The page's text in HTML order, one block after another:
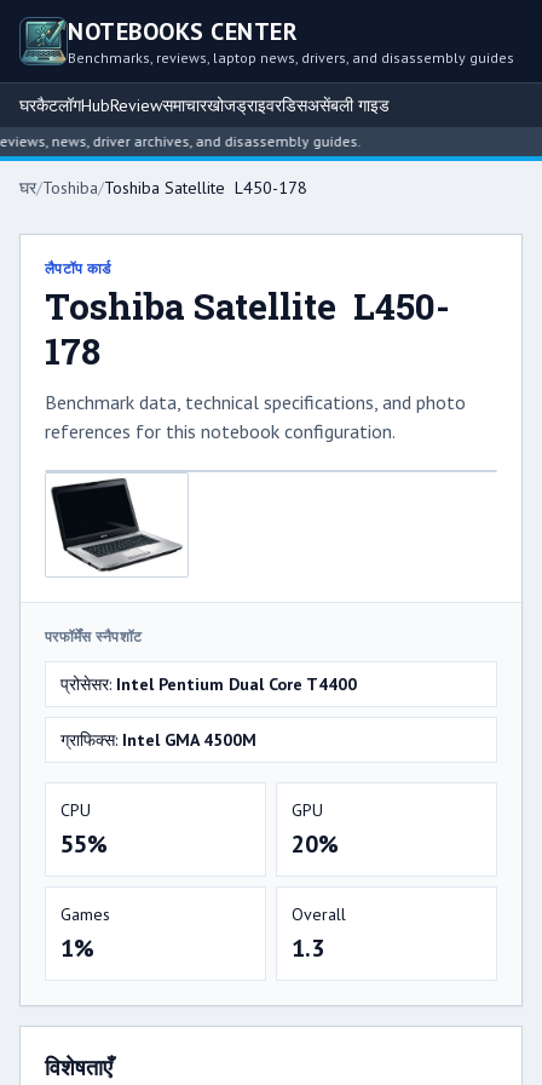
NOTEBOOKS CENTER
Benchmarks, reviews, laptop news, drivers, and disassembly guides
घरकैटलॉगHubReviewसमाचारखोजड्राइवरडिसअसेंबली गाइड
news, driver archives, and disassembly guides.
घर/Toshiba/Toshiba Satellite L450-178
लैपटॉप कार्ड
Toshiba Satellite L450-
178
Benchmark data, technical specifications, and photo
references for this notebook configuration.
परफॉर्मेंस स्नैपशॉट
प्रोसेसर: Intel Pentium Dual Core T4400
ग्राफिक्स: Intel GMA 4500M
CPU
55%
GPU
20%
Games
1%
Overall
1.3
विशेषताएँ